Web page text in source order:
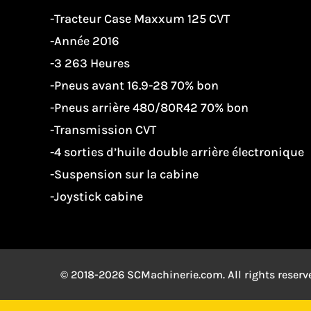
-Tracteur Case Maxxum 125 CVT
-Année 2016
-3 263 Heures
-Pneus avant 16.9-28 70% bon
-Pneus arrière 480/80R42 70% bon
-Transmission CVT
-4 sorties d’huile double arrière électronique
-Suspension sur la cabine
-Joystick cabine
© 2018-2026 SCMachinerie.com. All rights